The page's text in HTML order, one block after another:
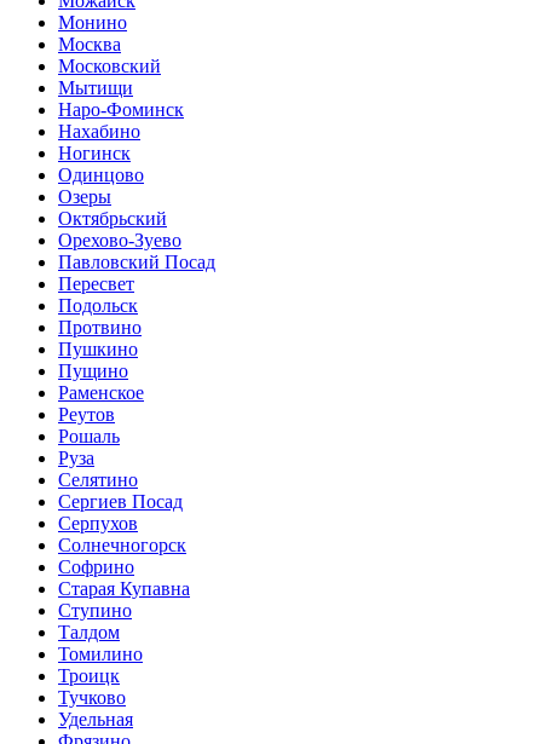
Монино
Москва
Московский
Мытищи
Наро-Фоминск
Нахабино
Ногинск
Одинцово
Озеры
Октябрьский
Орехово-Зуево
Павловский Посад
Пересвет
Подольск
Протвино
Пушкино
Пущино
Раменское
Реутов
Рошаль
Руза
Селятино
Сергиев Посад
Серпухов
Солнечногорск
Софрино
Старая Купавна
Ступино
Талдом
Томилино
Троицк
Тучково
Удельная